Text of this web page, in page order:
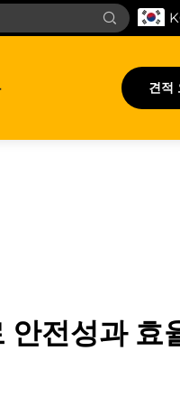
견적
안전성과 효